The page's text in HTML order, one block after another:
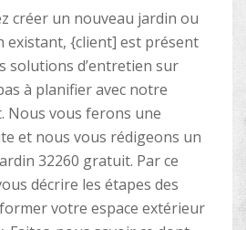
créer un nouveau jardin ou
{client] est présent
solutions d’entretien sur
à planifier avec notre
Nous vous ferons une
et nous vous rédigeons un
32260 gratuit. Par ce
décrire les étapes des
votre espace extérieur